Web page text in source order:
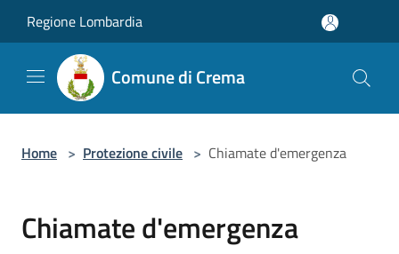
Regione Lombardia
Comune di Crema
Home > Protezione civile > Chiamate d'emergenza
Chiamate d'emergenza